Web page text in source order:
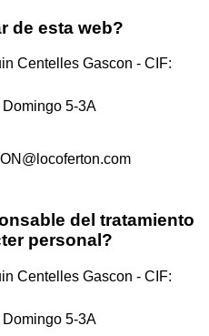
de esta web?
Centelles Gascon - CIF:
5-3A
del tratamiento
personal?
Centelles Gascon - CIF:
5-3A